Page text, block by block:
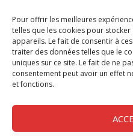
Pour offrir les meilleures
telles que les cookies pour
appareils. Le fait de consentir à
traiter des données telles que le
uniques sur ce site. Le fait de ne
consentement peut avoir un effet
et fonctions.
Chèque Compta
Chèque Emploi
G-Pods
Profession Audio-